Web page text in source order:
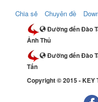
Chia sẻ Chuyên đề
Đường đến Đào
Ảnh Thủ
Đường đến Đào
Tấn
Copyright © 2015 - KEY